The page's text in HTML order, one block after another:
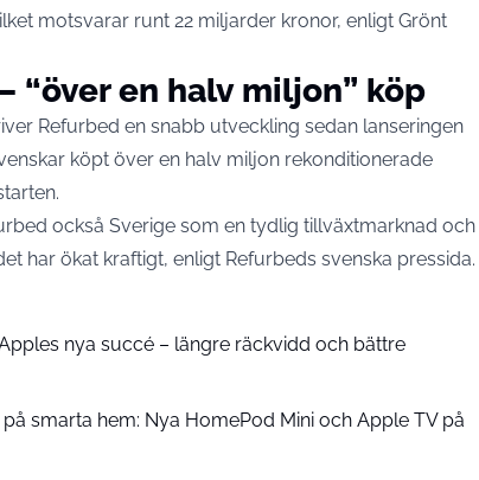
motsvarar runt 22 miljarder kronor, enligt Grönt
“över en halv miljon” köp
Refurbed en snabb utveckling sedan lanseringen
köpt över en halv miljon rekonditionerade
också Sverige som en tydlig tillväxtmarknad och
har ökat kraftigt, enligt Refurbeds svenska pressida.
nya succé – längre räckvidd och bättre
smarta hem: Nya HomePod Mini och Apple TV på